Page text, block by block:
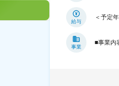
給与
＜予定
事業
■事業内